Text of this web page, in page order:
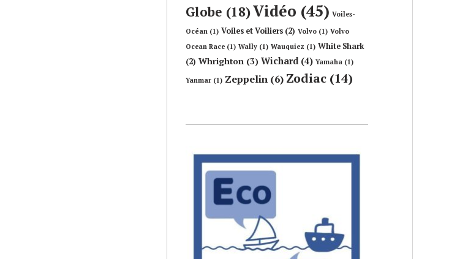
Globe (18)Vidéo (45) Voiles-
Océan (1) Voiles et Voiliers (2) Volvo (1) Volvo
Ocean Race (1) Wally (1) Wauquiez (1) White Shark
(2) Whrighton (3) Wichard(4) Yamaha (1)
Yanmar (1) Zeppelin (6) Zodiac (14)